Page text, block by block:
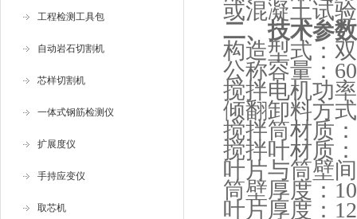
工程检测工具包
自动岩石切割机
芯样切割机
一体式钢筋检测仪
扩展度仪
手持应变仪
取芯机
或混凝土试
二、技术参
构造型式：
公称容量：
搅拌电机功
倾翻卸料方
搅拌筒材质
搅拌叶材质
叶片与筒壁
筒壁厚度：
叶片厚度：